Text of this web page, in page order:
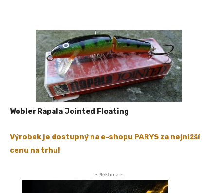
Wobler Rapala Jointed Floating
Výrobek je dostupný na e-shopu PARYS za nejnižší
cenu na trhu!
- Reklama -